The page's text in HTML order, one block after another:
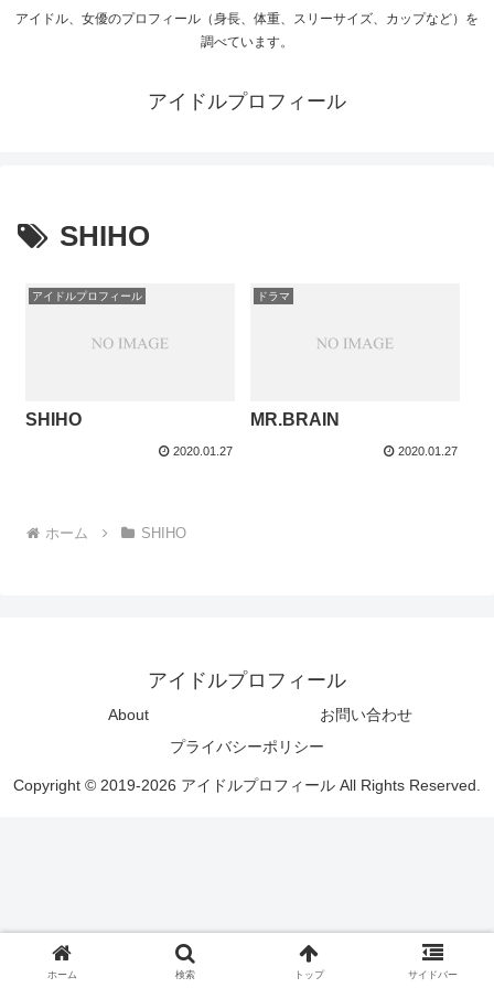
アイドル、女優のプロフィール（身長、体重、スリーサイズ、カップなど）を
調べています。
アイドルプロフィール
SHIHO
アイドルプロフィール
SHIHO
2020.01.27
ドラマ
MR.BRAIN
2020.01.27
ホーム SHIHO
アイドルプロフィール
About
お問い合わせ
プライバシーポリシー
Copyright © 2019-2026 アイドルプロフィール All Rights Reserved.
ホーム 検索 トップ サイドバー